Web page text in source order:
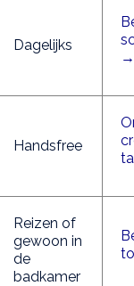
Dagelijks
→
Handsfree
Reizen of
gewoon in
de
badkamer